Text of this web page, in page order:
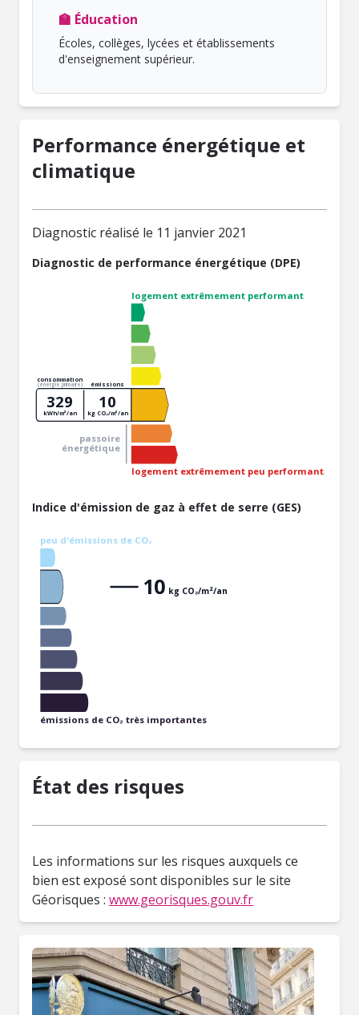
🏫 Éducation
Écoles, collèges, lycées et établissements
d'enseignement supérieur.
Performance énergétique et
climatique
Diagnostic réalisé le 11 janvier 2021
Diagnostic de performance énergétique (DPE)
logement extrêmement performant
logement extrêmement peu performant
passoire
énergétique
consommation
(énergie primaire) émissions
329
kWh/m²/an
10
kg CO₂/m²/an
Indice d'émission de gaz à effet de serre (GES)
peu d'émissions de CO₂
émissions de CO₂ très importantes
10 kg CO₂/m²/an
État des risques
Les informations sur les risques auxquels ce
bien est exposé sont disponibles sur le site
Géorisques : www.georisques.gouv.fr